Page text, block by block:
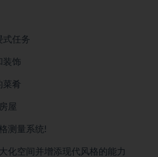
式任务
装饰
菜肴
屋
测量系统!
化空间并增添现代风格的能力